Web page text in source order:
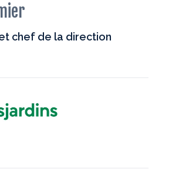
chef de la direction